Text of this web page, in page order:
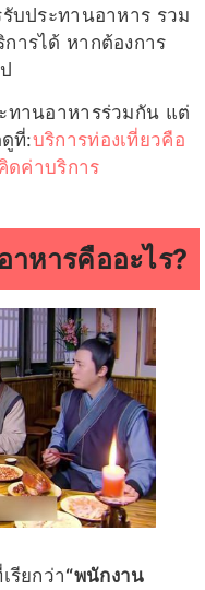
บประทานอาหาร รวม
ารได้ หากต้องการ
ทานอาหารร่วมกัน แต่
ที่:บริการท่องเที่ยวคือ
ดค่าบริการ
าหารคืออะไร?
รียกว่า“พนักงาน